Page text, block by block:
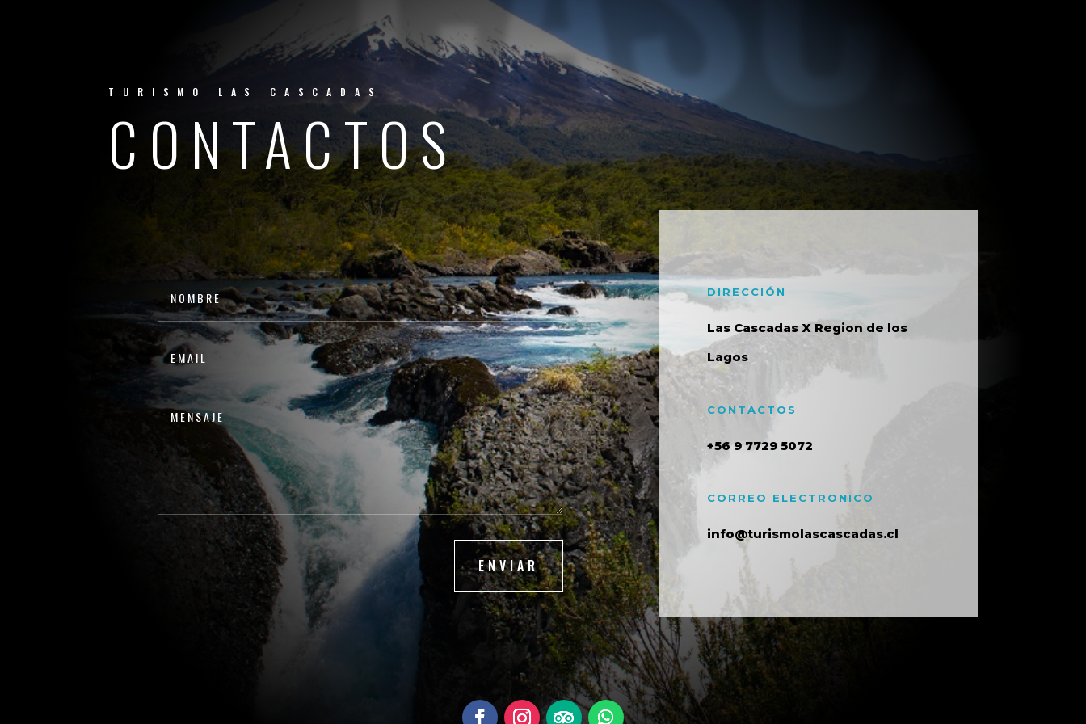
TURISMO LAS CASCADAS
CONTACTOS
ENVIAR
DIRECCIÓN
Las Cascadas X Region de los
Lagos
CONTACTOS
+56 9 7729 5072
CORREO ELECTRONICO
info@turismolascascadas.cl